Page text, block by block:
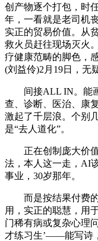
创产物逐个打包，时
年，一看就是老司机
实正的贸易价值。从
救火员赶往现场灭火
疗健康范畴的脚色，
(刘益伶)2月19日，无
间接ALL IN。能画
查、诊断、医治、康
激起了千层浪。个别
是“去人道化”。
正在创制庞大价值
法，本人这一走，AI
事业，30岁那年。
而是按结果付费的
用，实正的聪慧，用
门稀有病或复杂心理
才练习生’——能写诗